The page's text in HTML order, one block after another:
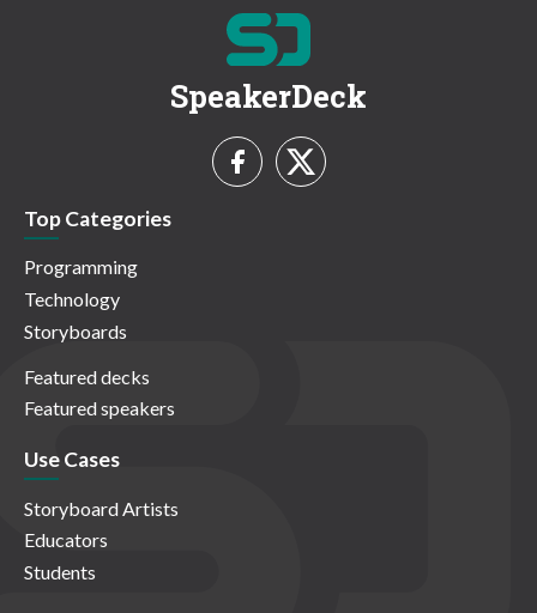
SpeakerDeck
Top Categories
Programming
Technology
Storyboards
Featured decks
Featured speakers
Use Cases
Storyboard Artists
Educators
Students